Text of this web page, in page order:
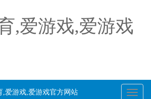
,爱游戏,爱游戏
Toggle
,爱游戏,爱游戏官方网站